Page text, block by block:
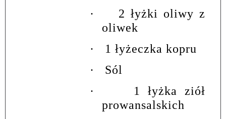
·
2 łyżki oliwy z
oliwek
·
1 łyżeczka kopru
·
Sól
·
1 łyżka ziół
prowansalskich